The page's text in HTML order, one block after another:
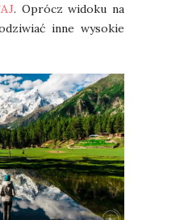
. Oprócz widoku na
inne wysokie